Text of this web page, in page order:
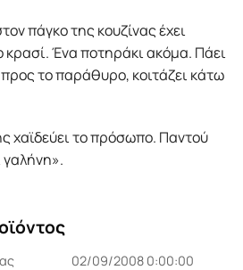
πάγκο της κουζίνας έχει
κρασί. Ένα ποτηράκι ακόμα. Πάει
το παράθυρο, κοιτάζει κάτω
χαϊδεύει το πρόσωπο. Παντού
γαλήνη».
02/09/2008 0:00:00